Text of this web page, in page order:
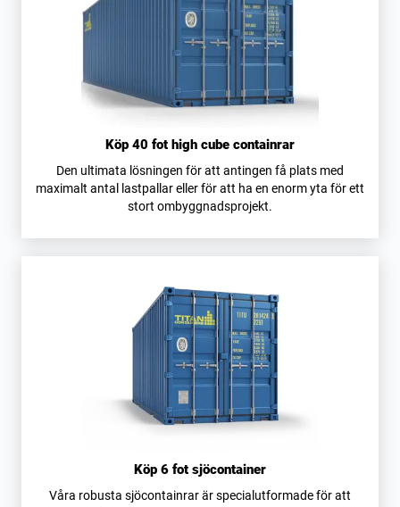
Köp 40 fot high cube containrar
Den ultimata lösningen för att antingen få plats med
maximalt antal lastpallar eller för att ha en enorm yta för ett
stort ombyggnadsprojekt.
Köp 6 fot sjöcontainer
Våra robusta sjöcontainrar är specialutformade för att